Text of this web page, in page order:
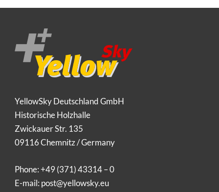
YellowSky Deutschland GmbH
Historische Holzhalle
Zwickauer Str. 135
09116 Chemnitz / Germany
Phone:+49 (371) 43314 – 0
E-mail: post@yellowsky.eu